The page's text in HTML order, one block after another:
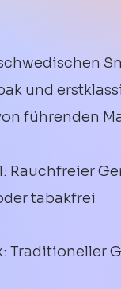
und
führenden
Rauchfreier
tabakfrei
Traditioneller